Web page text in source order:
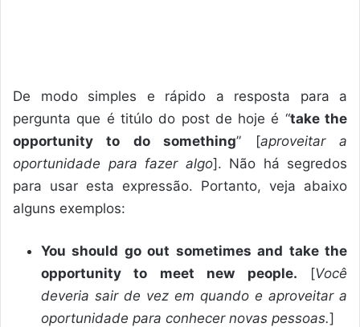
De modo simples e rápido a resposta para a
pergunta que é titúlo do post de hoje é “take the
opportunity to do something” [aproveitar a
oportunidade para fazer algo]. Não há segredos
para usar esta expressão. Portanto, veja abaixo
alguns exemplos:
You should go out sometimes and take the
opportunity to meet new people. [Você
deveria sair de vez em quando e aproveitar a
oportunidade para conhecer novas pessoas.]